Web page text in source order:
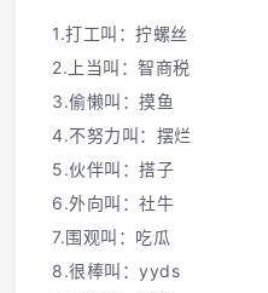
1.打工叫：拧螺丝
2.上当叫：智商税
3.偷懒叫：摸鱼
4.不努力叫：摆烂
5.伙伴叫：搭子
6.外向叫：社牛
7.围观叫：吃瓜
8.很棒叫：yyds